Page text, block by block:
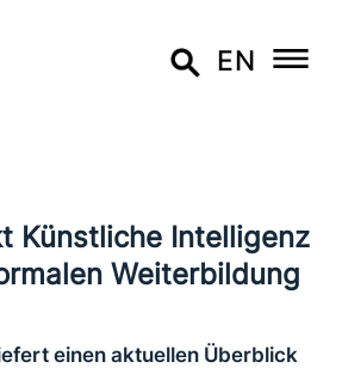
EN
Künstliche Intelligenz
Weiterbildung
einen aktuellen Überblick